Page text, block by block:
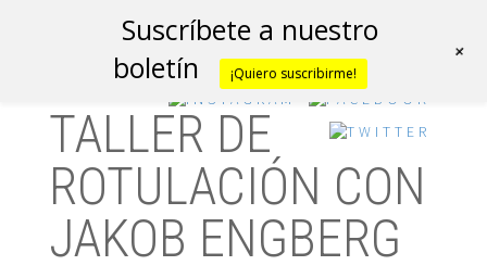
TALLER DE
ROTULACIÓN CON
JAKOB ENGBERG
Suscríbete a nuestro
boletín
¡Quiero suscribirme!
+